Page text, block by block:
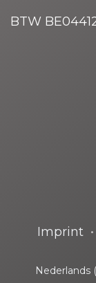
BTW
Imprint
Nederlands